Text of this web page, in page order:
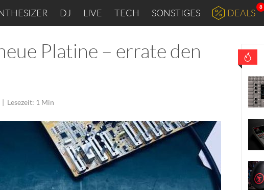
DJ LIVE TECH SONSTIGES DEALS
8
Platine – errate den
Lesezeit: 1 Min